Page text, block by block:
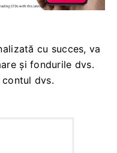
cu succes, va
și fondurile dvs.
dvs.